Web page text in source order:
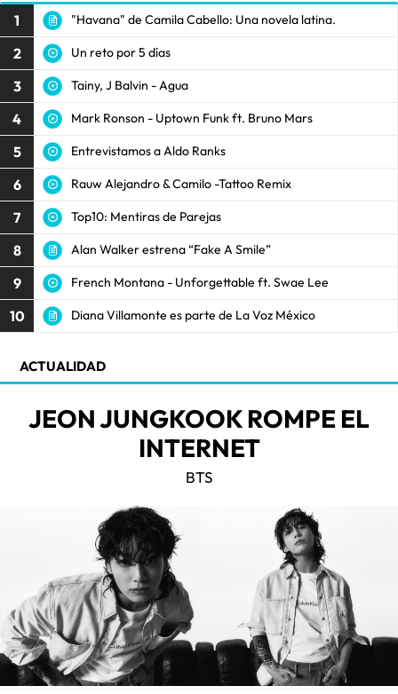
1 "Havana" de Camila Cabello: Una novela latina.
2 Un reto por 5 días
3 Tainy, J Balvin - Agua
4 Mark Ronson - Uptown Funk ft. Bruno Mars
5 Entrevistamos a Aldo Ranks
6 Rauw Alejandro & Camilo -Tattoo Remix
7 Top10: Mentiras de Parejas
8 Alan Walker estrena “Fake A Smile”
9 French Montana - Unforgettable ft. Swae Lee
10 Diana Villamonte es parte de La Voz México
ACTUALIDAD
JEON JUNGKOOK ROMPE EL
INTERNET
BTS